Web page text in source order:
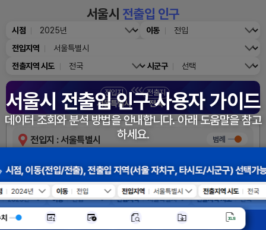
서울시 전출입 인구
시점
이동
전입지역
전출지역시도 시군구
서울시 전출입 인구 사용자 가이드
데이터 조회와 분석 방법을 안내합니다. 아래 도움말을 참고
하세요.
전입지
서울특별시
전출지
전국
전입지 : 서울특별시 범례
중랑구
성
강북구
29,458
도봉구
28,497
50,119
50,449
마포구